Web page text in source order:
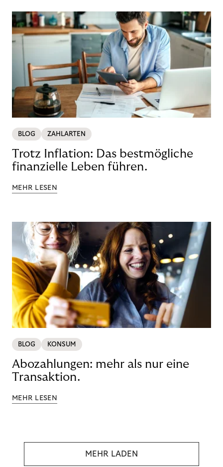
BLOG ZAHLARTEN
Trotz Inflation: Das bestmögliche
finanzielle Leben führen.
MEHR LESEN
BLOG KONSUM
Abozahlungen: mehr als nur eine
Transaktion.
MEHR LESEN
MEHR LADEN